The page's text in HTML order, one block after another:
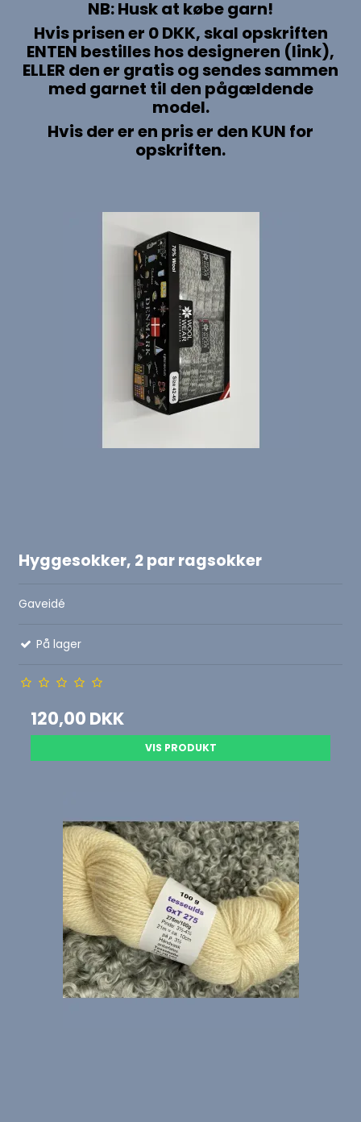
NB: Husk at købe garn!
Hvis prisen er 0 DKK, skal opskriften
ENTEN bestilles hos designeren (link),
ELLER den er gratis og sendes sammen
med garnet til den pågældende
model.
Hvis der er en pris er den KUN for
opskriften.
Hyggesokker, 2 par ragsokker
Gaveidé
På lager
120,00 DKK
VIS PRODUKT